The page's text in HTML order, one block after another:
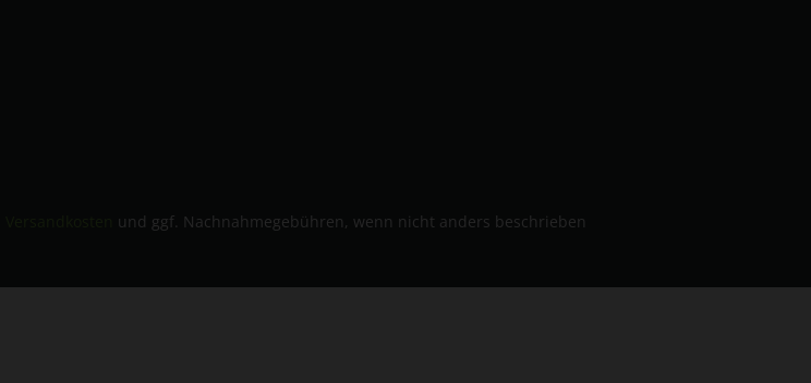
und ggf. Nachnahmegebühren, wenn nicht anders beschrieben